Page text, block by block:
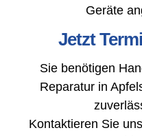
Geräte
Jetzt
Sie benötigen
Reparatur in
Kontaktieren Sie